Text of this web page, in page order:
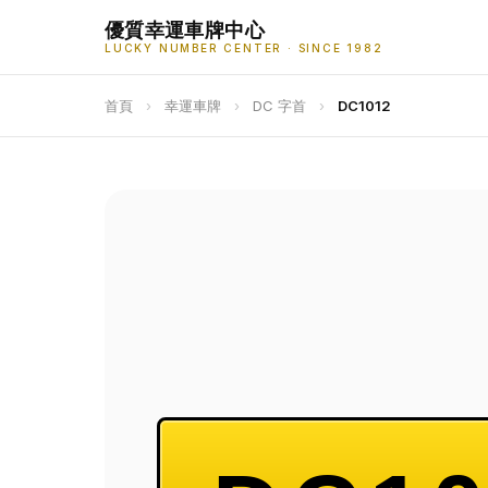
優質幸運車牌中心
LUCKY NUMBER CENTER · SINCE 1982
首頁 › 幸運車牌 › DC 字首 › DC1012